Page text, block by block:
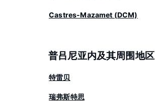
Castres-Mazamet (DCM)
普吕尼亚内及其周围地区
特雷贝
瑞弗斯特思